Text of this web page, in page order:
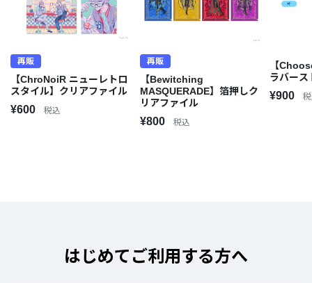
再販
【ChroNoiR ニューレトロ
スタイル】クリアファイル
¥600 税込
再販
【Bewitching
MASQUERADE】箔押しク
リアファイル
¥800 税込
【
ラバース
¥900
はじめてご利用する方へ